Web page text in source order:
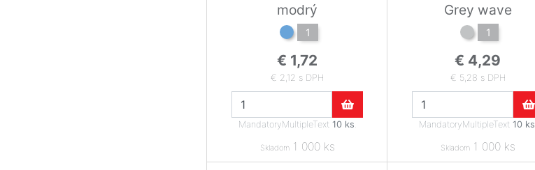
modrý
1
€ 1,72
€ 2,12 s DPH
MandatoryMultipleText 10 ks.
Skladom1 000 ks
Grey wave
1
€ 4,29
€ 5,28 s DPH
MandatoryMultipleText 10 ks
Skladom1 000 ks